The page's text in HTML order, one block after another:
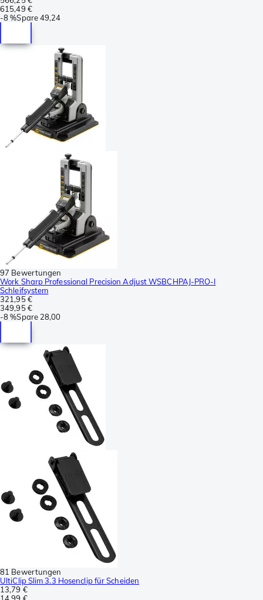
615,49 €
-8 %Spare49,24
97 Bewertungen
Work Sharp Professional Precision Adjust WSBCHPAJ-PRO-I
Schleifsystem
321,95 €
349,95 €
-8 %Spare 28,00
81 Bewertungen
UltiClip Slim 3.3 Hosenclip für Scheiden
13,79 €